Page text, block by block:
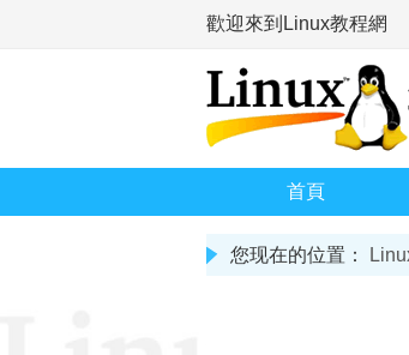
歡迎來到Linux教程網
首頁
您现在的位置：